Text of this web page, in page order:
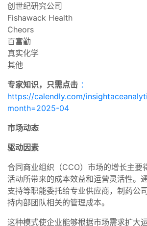
创世纪研究公司
Fishawack Health
Cheors
百富勤
真实化学
其他
专家知识，只需点击 ：
https://calendly.com/
month=2025-04
市场动态
驱动因素
合同商业组织（CCO）市场的增长主要
活动所带来的成本效益和运营灵活性。
支持等职能委托给专业供应商，制药公
持内部团队相关的管理成本。
这种模式使企业能够根据市场需求扩大